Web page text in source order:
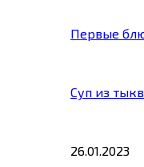
Первые
Суп из
26.01.2023